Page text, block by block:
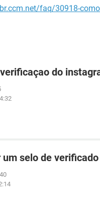
faq/30918-
do
selo de